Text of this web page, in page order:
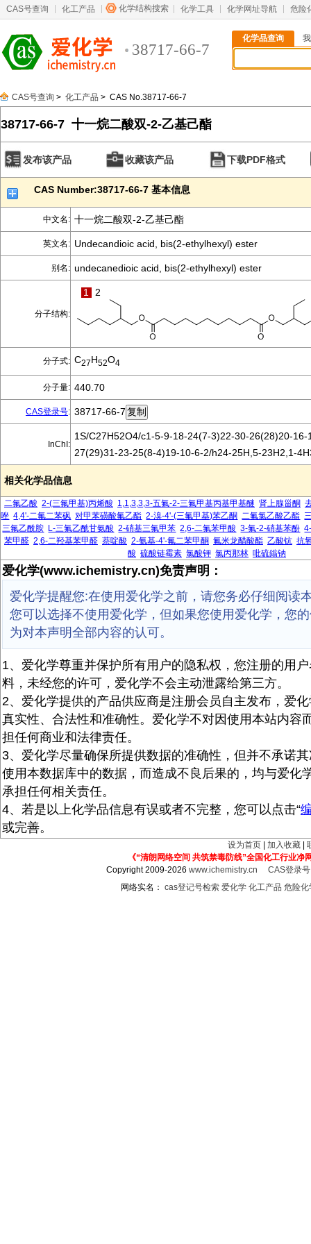
CAS号查询 化工产品 化学结构搜索 化学工具 化学网址导航 危险
38717-66-7
化学品查询
CAS号查询 > 化工产品 > CAS No.38717-66-7
38717-66-7 十一烷二酸双-2-乙基己酯
发布该产品 收藏该产品 下载PDF格式
CAS Number:38717-66-7 基本信息
中文名: 十一烷二酸双-2-乙基己酯
英文名: Undecandioic acid, bis(2-ethylhexyl) ester
别名: undecanedioic acid, bis(2-ethylhexyl) ester
分子结构:
1 2
分子式: C27H52O4
分子量: 440.70
CAS登录号: 38717-66-7
InChI:
1S/C27H52O4/c1-5-9-18-24(7-3)22-30-26(28)20-
27(29)31-23-25(8-4)19-10-6-2/h24-25H,5-23H2,1-
相关化学品信息
二氟乙酸 2-(三氟甲基)丙烯酸 1,1,3,3,3-五氟-2-三氟甲基丙基甲基醚 肾上腺甾酮
唑 4,4'-二氟二苯砜 对甲苯磺酸氟乙酯 2-溴-4'-(三氟甲基)苯乙酮 二氟氯乙酸乙酯
三氟乙酰胺 L-三氟乙酰甘氨酸 2-硝基三氟甲苯 2,6-二氟苯甲酸 3-氟-2-硝基苯酚
苯甲醛 2,6-二羟基苯甲醛 萘啶酸 2-氨基-4'-氟二苯甲酮 氟米龙醋酸酯 乙酸钪 抗
酸 硫酸链霉素 氯酸钾 氯丙那林 吡硫鎓钠
爱化学(www.ichemistry.cn)免责声明：
爱化学提醒您:在使用爱化学之前，请您务必仔细阅读
您可以选择不使用爱化学，但如果您使用爱化学，您
为对本声明全部内容的认可。
1、爱化学尊重并保护所有用户的隐私权，您注册的用
料，未经您的许可，爱化学不会主动泄露给第三方。
2、爱化学提供的产品供应商是注册会员自主发布，爱
真实性、合法性和准确性。爱化学不对因使用本站内容
担任何商业和法律责任。
3、爱化学尽量确保所提供数据的准确性，但并不承诺
使用本数据库中的数据，而造成不良后果的，均与爱化
承担任何相关责任。
4、若是以上化学品信息有误或者不完整，您可以点击“
或完善。
设为首页 加入收藏
《“清朗网络空间 共筑禁毒防线”全国化工行业净
Copyright 2009-2026www.ichemistry.cn
CAS登录
网络实名： cas登记号检索 爱化学 化工产品 危险化